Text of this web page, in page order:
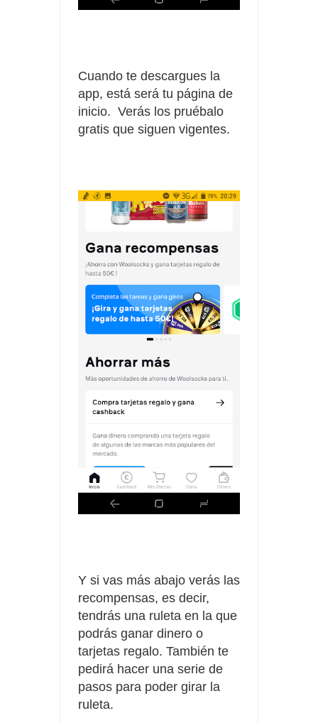
Cuando te descargues la
app, está será tu página de
inicio. Verás los pruébalo
gratis que siguen vigentes.
Y si vas más abajo verás las
recompensas, es decir,
tendrás una ruleta en la que
podrás ganar dinero o
tarjetas regalo. También te
pedirá hacer una serie de
pasos para poder girar la
ruleta.